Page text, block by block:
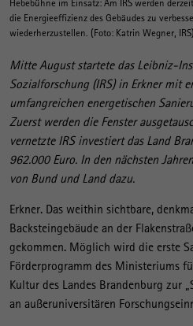
Hebebühne im Einsatz: Am IRS werden
die Energieeffizienz des Gebäudes zu
wiederherzustellen. (Foto: Katrin Wegner, IRS)
Mitte August startete das Leibniz-
Sozialforschung (IRS) in Erkner mit
umfangreichen energetischen
Zuerst werden die Fenster
vernetzte IRS investiert das Land
962.000 Euro. In den nächsten
von Bund und Land dazu.
Erkner. Das weithin sichtbare,
Backsteingebäude an der
gekommen. Möglich wird die erste
Förderprogramm des Ministeriums
Kultur des Landes Brandenburg zur
an außeruniversitären